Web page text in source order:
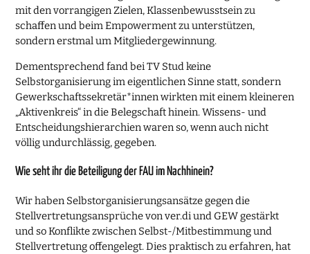
mit den vorrangigen Zielen, Klassenbewusstsein zu
schaffen und beim Empowerment zu unterstützen,
sondern erstmal um Mitgliedergewinnung.
Dementsprechend fand bei TV Stud keine
Selbstorganisierung im eigentlichen Sinne statt, sondern
Gewerkschaftssekretär*innen wirkten mit einem kleineren
„Aktivenkreis“ in die Belegschaft hinein. Wissens- und
Entscheidungshierarchien waren so, wenn auch nicht
völlig undurchlässig, gegeben.
Wie seht ihr die Beteiligung der FAU im Nachhinein?
Wir haben Selbstorganisierungsansätze gegen die
Stellvertretungsansprüche von ver.di und GEW gestärkt
und so Konflikte zwischen Selbst-/Mitbestimmung und
Stellvertretung offengelegt. Dies praktisch zu erfahren, hat